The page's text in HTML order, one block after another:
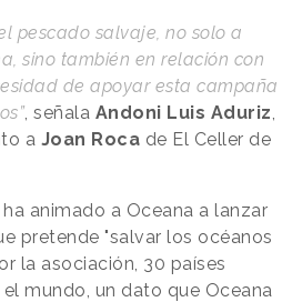
pescado salvaje, no solo a
sino también en relación con
de apoyar esta campaña
, señala Andoni Luis Aduriz
a Joan Roca de El Celler de
animado a Oceana a lanzar
pretende "salvar los océanos
la asociación, 30 países
mundo, un dato que Oceana